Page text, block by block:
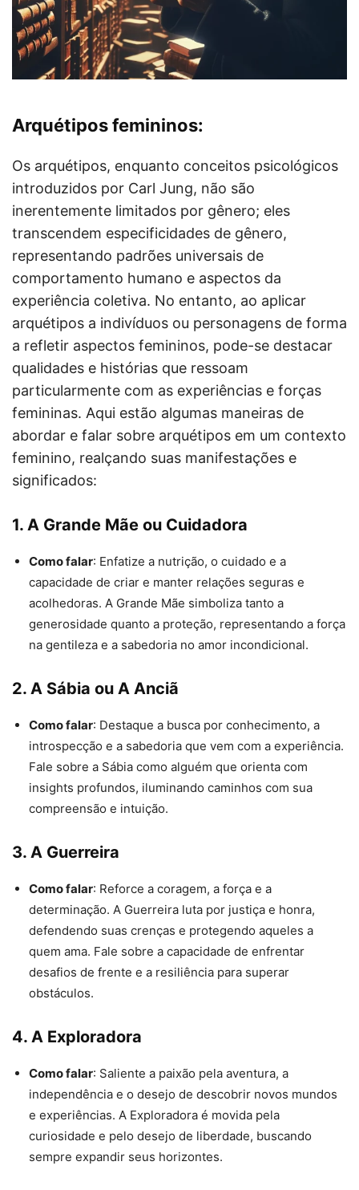
Arquétipos femininos:
Os arquétipos, enquanto conceitos psicológicos
introduzidos por Carl Jung, não são
inerentemente limitados por gênero; eles
transcendem especificidades de gênero,
representando padrões universais de
comportamento humano e aspectos da
experiência coletiva. No entanto, ao aplicar
arquétipos a indivíduos ou personagens de forma
a refletir aspectos femininos, pode-se destacar
qualidades e histórias que ressoam
particularmente com as experiências e forças
femininas. Aqui estão algumas maneiras de
abordar e falar sobre arquétipos em um contexto
feminino, realçando suas manifestações e
significados:
1. A Grande Mãe ou Cuidadora
Como falar: Enfatize a nutrição, o cuidado e a
capacidade de criar e manter relações seguras e
acolhedoras. A Grande Mãe simboliza tanto a
generosidade quanto a proteção, representando a força
na gentileza e a sabedoria no amor incondicional.
2. A Sábia ou A Anciã
Como falar: Destaque a busca por conhecimento, a
introspecção e a sabedoria que vem com a experiência.
Fale sobre a Sábia como alguém que orienta com
insights profundos, iluminando caminhos com sua
compreensão e intuição.
3. A Guerreira
Como falar: Reforce a coragem, a força e a
determinação. A Guerreira luta por justiça e honra,
defendendo suas crenças e protegendo aqueles a
quem ama. Fale sobre a capacidade de enfrentar
desafios de frente e a resiliência para superar
obstáculos.
4. A Exploradora
Como falar: Saliente a paixão pela aventura, a
independência e o desejo de descobrir novos mundos
e experiências. A Exploradora é movida pela
curiosidade e pelo desejo de liberdade, buscando
sempre expandir seus horizontes.